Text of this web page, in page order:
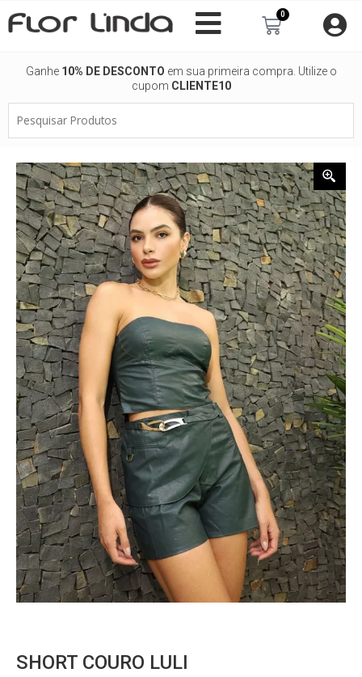
para
0
Carrinho
Ganhe 10% DE DESCONTO em sua primeira compra. Utilize o
cupom CLIENTE10
Produtos
SHORT COURO LULI